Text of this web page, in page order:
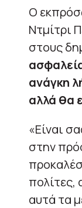
Ο
Ντμίτρι
στους
ανάγκη
αλλά θα
«Είναι
στην
πολίτες,
αυτά τα